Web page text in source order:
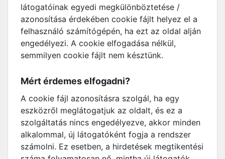
látogatóinak egyedi megkülönböztetése /
azonosítása érdekében cookie fájlt helyez el a
felhasználó számítógépén, ha ezt az oldal alján
engedélyezi. A cookie elfogadása nélkül,
semmilyen cookie fájlt nem késztünk.
Mért érdemes elfogadni?
A cookie fájl azonosításra szolgál, ha egy
eszközről meglátogatjuk az oldalt, és ez a
szolgáltatás nincs engedélyezve, akkor minden
alkalommal, új látogatóként fogja a rendszer
számolni. Ez esetben, a hirdetések megtikentési